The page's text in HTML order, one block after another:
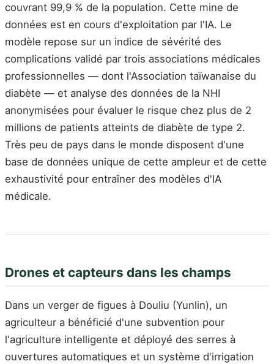
couvrant 99,9 % de la population. Cette mine de
données est en cours d'exploitation par l'IA. Le
modèle repose sur un indice de sévérité des
complications validé par trois associations médicales
professionnelles — dont l'Association taïwanaise du
diabète — et analyse des données de la NHI
anonymisées pour évaluer le risque chez plus de 2
millions de patients atteints de diabète de type 2.
Très peu de pays dans le monde disposent d'une
base de données unique de cette ampleur et de cette
exhaustivité pour entraîner des modèles d'IA
médicale.
Drones et capteurs dans les champs
Dans un verger de figues à Douliu (Yunlin), un
agriculteur a bénéficié d'une subvention pour
l'agriculture intelligente et déployé des serres à
ouvertures automatiques et un système d'irrigation